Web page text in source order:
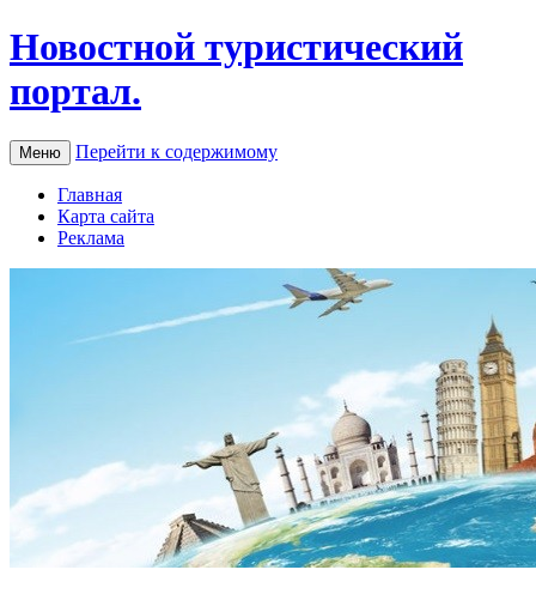
Новостной туристический
портал.
Меню Перейти к содержимому
Главная
Карта сайта
Реклама